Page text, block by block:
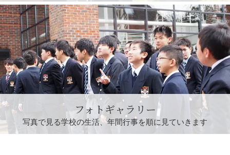
フォトギャラリー
写真で見る学校の生活、年間行事を順に見ていきます